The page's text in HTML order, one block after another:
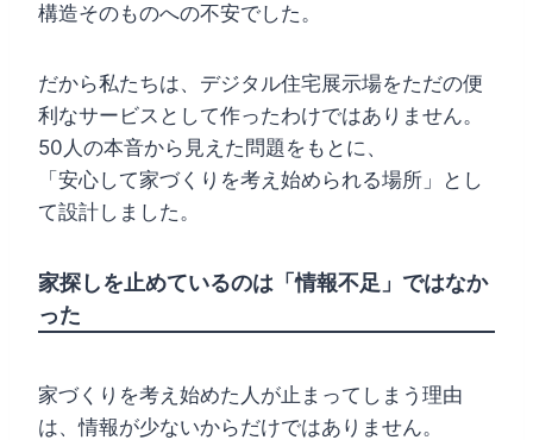
構造そのものへの不安でした。
だから私たちは、デジタル住宅展示場をただの便
利なサービスとして作ったわけではありません。
50人の本音から見えた問題をもとに、
「安心して家づくりを考え始められる場所」とし
て設計しました。
家探しを止めているのは「情報不足」ではなか
った
家づくりを考え始めた人が止まってしまう理由
は、情報が少ないからだけではありません。